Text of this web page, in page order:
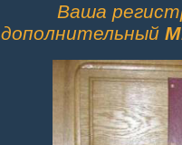
Ваша
дополнительный